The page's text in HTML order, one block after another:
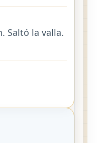
Saltó la valla.